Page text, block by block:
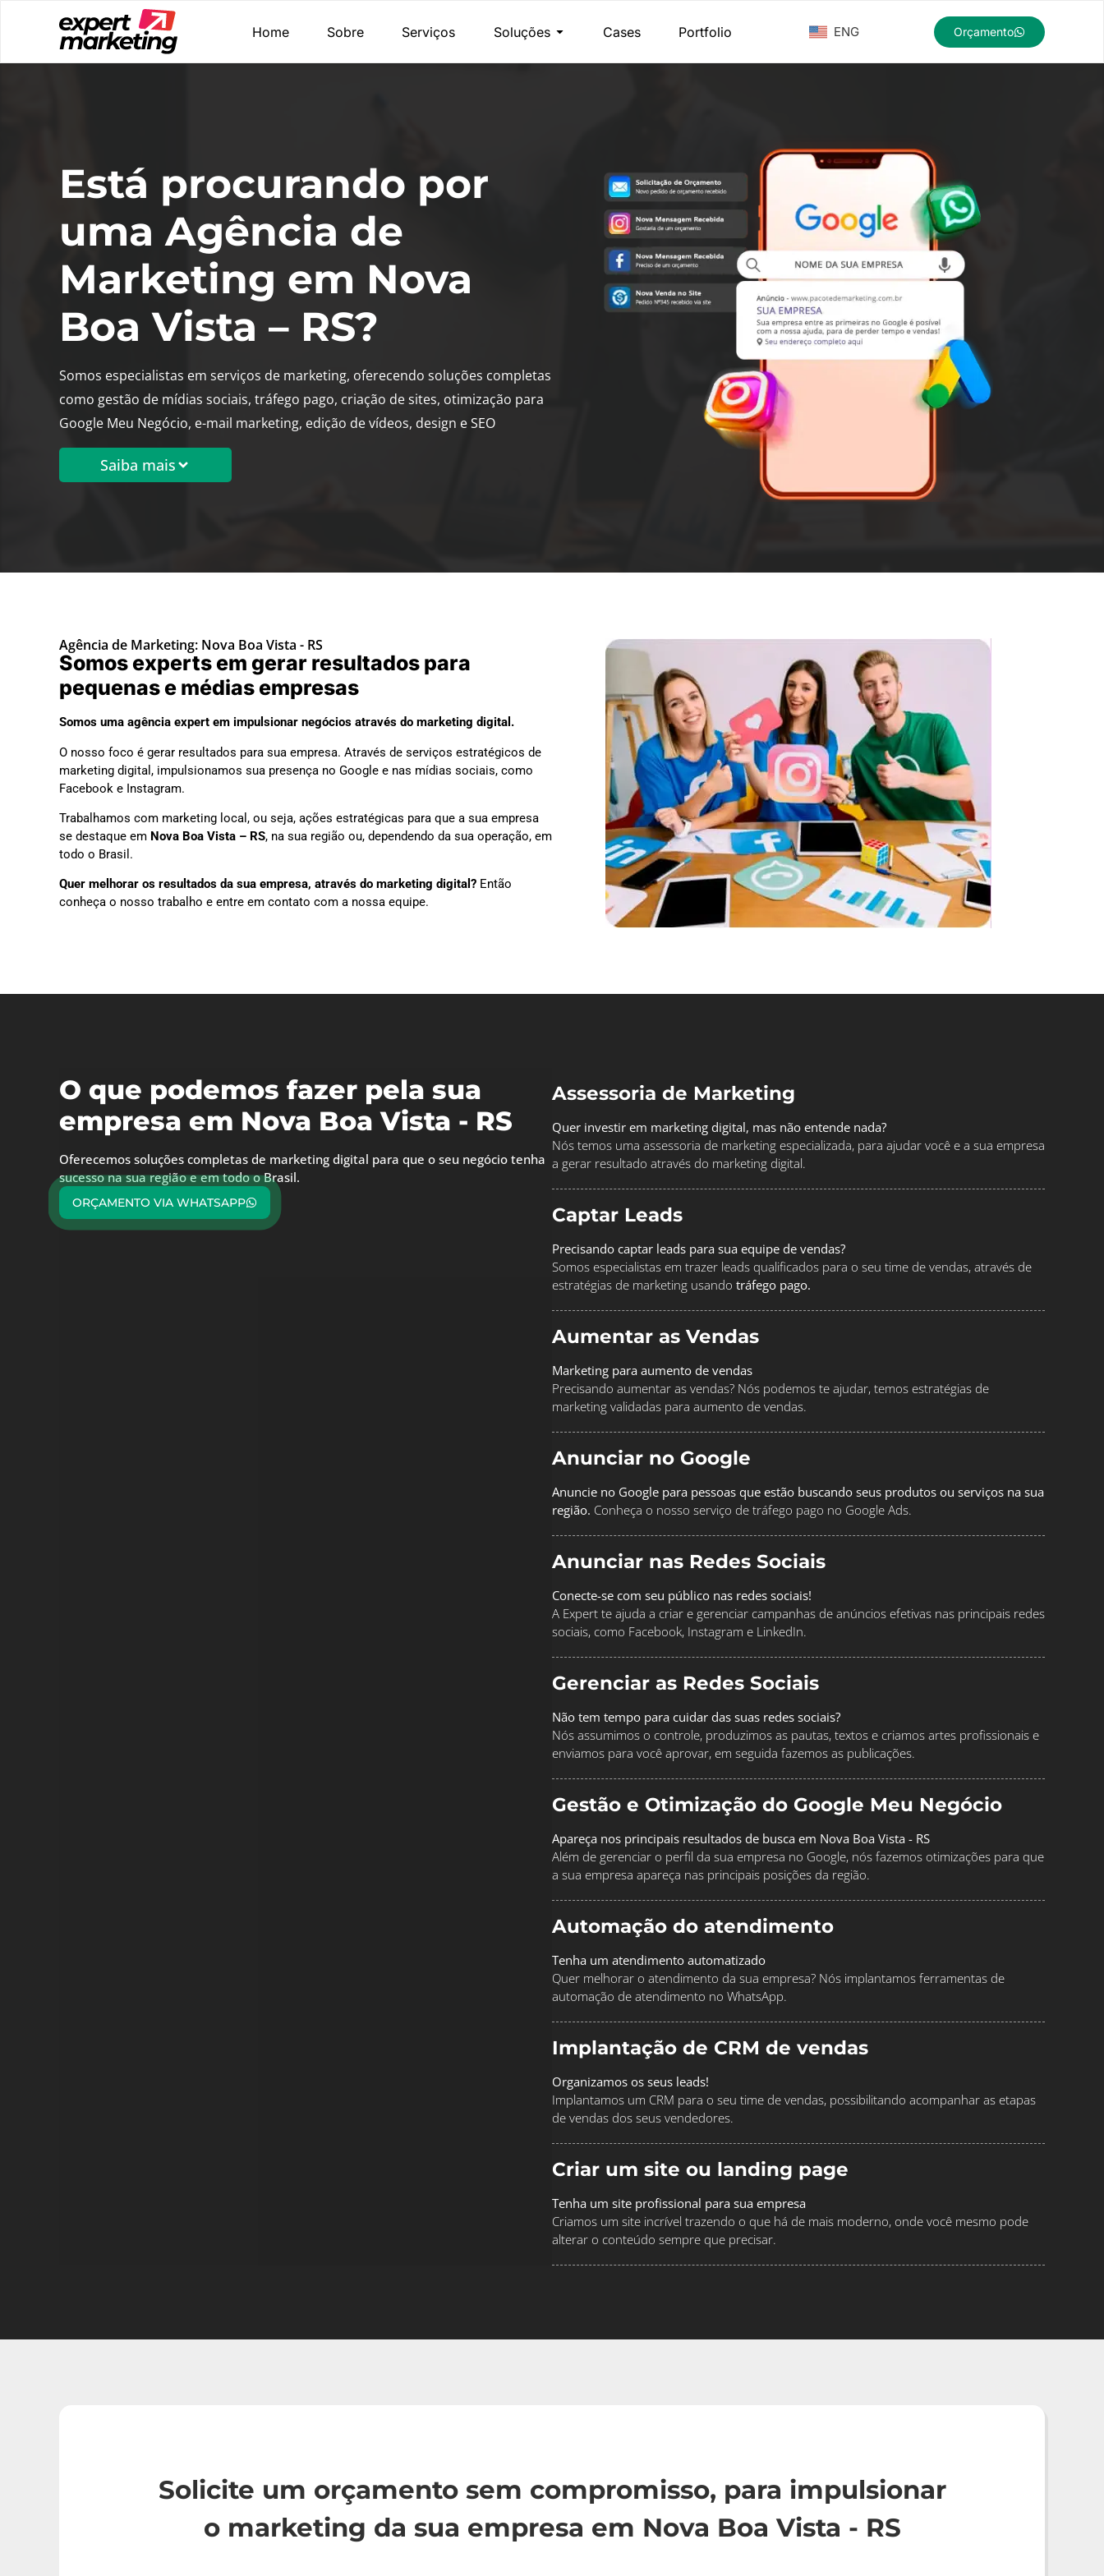
Home Sobre Serviços Soluções Cases Portfolio ENG Orçamento
Está procurando por
uma Agência de
Marketing em Nova
Boa Vista – RS?
Somos especialistas em serviços de marketing, oferecendo soluções completas
como gestão de mídias sociais, tráfego pago, criação de sites, otimização para
Google Meu Negócio, e-mail marketing, edição de vídeos, design e SEO
Saiba mais
Agência de Marketing: Nova Boa Vista - RS
Somos experts em gerar resultados para
pequenas e médias empresas
Somos uma agência expert em impulsionar negócios através do marketing digital.
O nosso foco é gerar resultados para sua empresa. Através de serviços estratégicos de
marketing digital, impulsionamos sua presença no Google e nas mídias sociais, como
Facebook e Instagram.
Trabalhamos com marketing local, ou seja, ações estratégicas para que a sua empresa
se destaque em Nova Boa Vista – RS, na sua região ou, dependendo da sua operação, em
todo o Brasil.
Quer melhorar os resultados da sua empresa, através do marketing digital? Então
conheça o nosso trabalho e entre em contato com a nossa equipe.
O que podemos fazer pela sua
empresa em Nova Boa Vista - RS
Oferecemos soluções completas de marketing digital para que o seu negócio tenha
sucesso na sua região e em todo o Brasil.
ORÇAMENTO VIA WHATSAPP
Assessoria de Marketing
Quer investir em marketing digital, mas não entende nada?
Nós temos uma assessoria de marketing especializada, para ajudar você e a sua empresa
a gerar resultado através do marketing digital.
Captar Leads
Precisando captar leads para sua equipe de vendas?
Somos especialistas em trazer leads qualificados para o seu time de vendas, através de
estratégias de marketing usando tráfego pago.
Aumentar as Vendas
Marketing para aumento de vendas
Precisando aumentar as vendas? Nós podemos te ajudar, temos estratégias de
marketing validadas para aumento de vendas.
Anunciar no Google
Anuncie no Google para pessoas que estão buscando seus produtos ou serviços na sua
região. Conheça o nosso serviço de tráfego pago no Google Ads.
Anunciar nas Redes Sociais
Conecte-se com seu público nas redes sociais!
A Expert te ajuda a criar e gerenciar campanhas de anúncios efetivas nas principais redes
sociais, como Facebook, Instagram e LinkedIn.
Gerenciar as Redes Sociais
Não tem tempo para cuidar das suas redes sociais?
Nós assumimos o controle, produzimos as pautas, textos e criamos artes profissionais e
enviamos para você aprovar, em seguida fazemos as publicações.
Gestão e Otimização do Google Meu Negócio
Apareça nos principais resultados de busca em Nova Boa Vista - RS
Além de gerenciar o perfil da sua empresa no Google, nós fazemos otimizações para que
a sua empresa apareça nas principais posições da região.
Automação do atendimento
Tenha um atendimento automatizado
Quer melhorar o atendimento da sua empresa? Nós implantamos ferramentas de
automação de atendimento no WhatsApp.
Implantação de CRM de vendas
Organizamos os seus leads!
Implantamos um CRM para o seu time de vendas, possibilitando acompanhar as etapas
de vendas dos seus vendedores.
Criar um site ou landing page
Tenha um site profissional para sua empresa
Criamos um site incrível trazendo o que há de mais moderno, onde você mesmo pode
alterar o conteúdo sempre que precisar.
Solicite um orçamento sem compromisso, para impulsionar
o marketing da sua empresa em Nova Boa Vista - RS